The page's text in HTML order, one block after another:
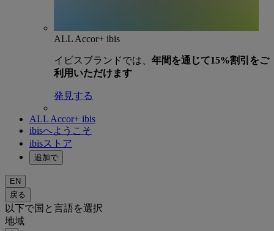
ALL Accor+ ibis
イビスブランドでは、 年間を通じて15%割引をご
利用いただけます
発見する
ALL Accor+ ibis
ibisへようこそ
ibisストア
追加で
EN
戻る
以下で国と言語を選択
地域